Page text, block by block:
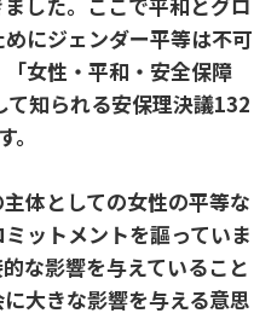
にジェンダー平等は不可
女性・平和・安全保障
て知られる安保理決議132
体としての女性の平等な
ットメントを謳っていま
な影響を与えていること
大きな影響を与える意思